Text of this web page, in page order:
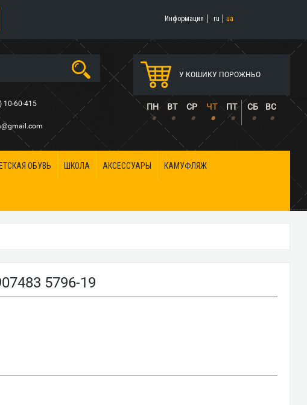
Информация ru ua
10-60-415
У КОШИКУ ПОРОЖНЬО
ПН ВТ СР ЧТ ПТ СБ ВС
• • • • • • •
ОБУВЬ ШКОЛА АКСЕССУАРЫ КАМУФЛЯЖ
5796-19